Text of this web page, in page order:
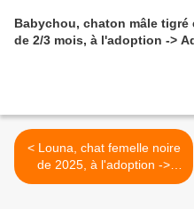
Babychou, chaton mâle tigré
de 2/3 mois, à l'adoption ->
< Louna, chat femelle noire
de 2025, à l'adoption ->
adoptée